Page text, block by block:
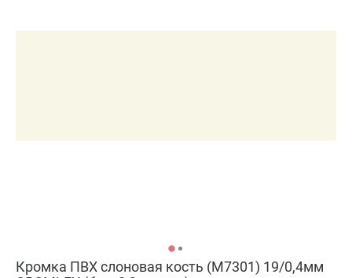
Кромка ПВХ слоновая кость (M7301) 19/0,4мм